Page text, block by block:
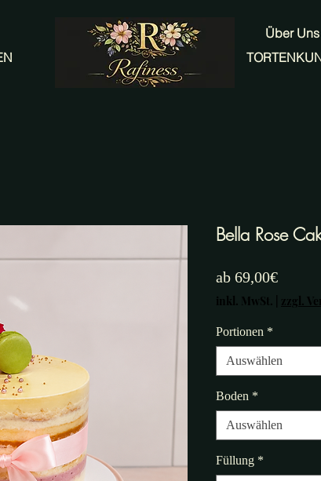
Über Uns
Bella Rose
ab 69,00€Sale-
Preis
inkl. MwSt. zzgl.
Portionen *
Auswählen
Boden *
Auswählen
Füllung *